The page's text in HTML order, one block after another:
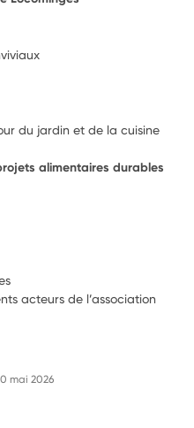
du jardin et de la cuisine
alimentaires durables
acteurs de l’association
mai 2026